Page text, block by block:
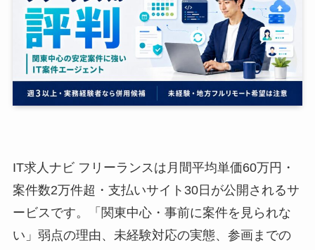
IT求人ナビ フリーランスは月間平均単価60万円・
案件数2万件超・支払いサイト30日が公開されるサ
ービスです。「関東中心・事前に案件を見られな
い」弱点の理由、未経験対応の実態、参画までの